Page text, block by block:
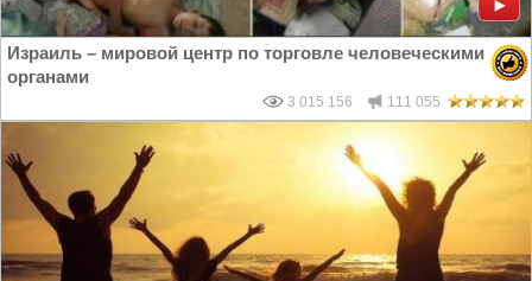
Израиль – мировой центр по торговле человеческими
органами
3 015 156 111 055